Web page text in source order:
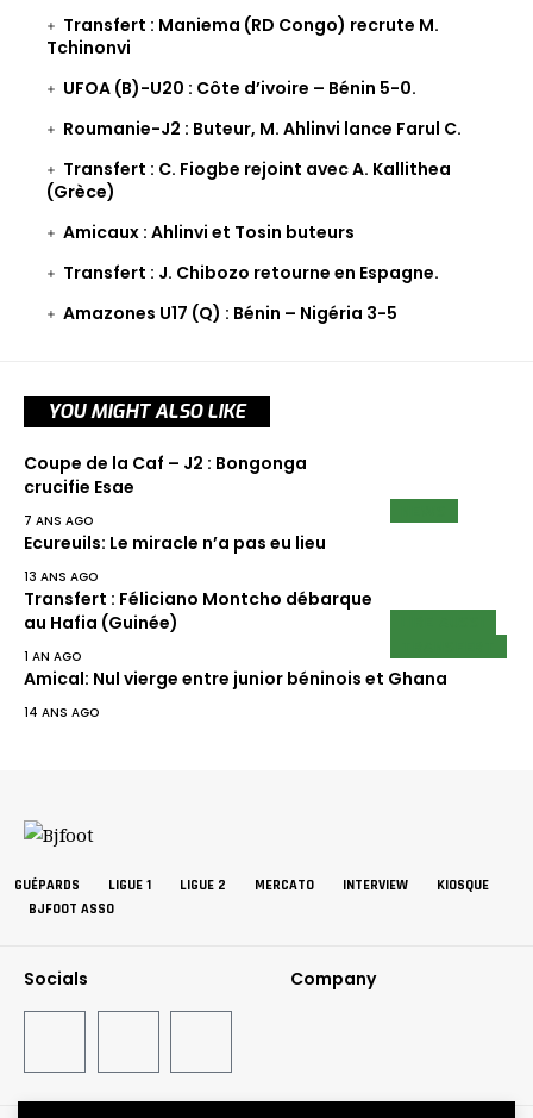
Transfert : Maniema (RD Congo) recrute M.
Tchinonvi
UFOA (B)-U20 : Côte d’ivoire – Bénin 5-0.
Roumanie-J2 : Buteur, M. Ahlinvi lance Farul C.
Transfert : C. Fiogbe rejoint avec A. Kallithea
(Grèce)
Amicaux : Ahlinvi et Tosin buteurs
Transfert : J. Chibozo retourne en Espagne.
Amazones U17 (Q) : Bénin – Nigéria 3-5
YOU MIGHT ALSO LIKE
Coupe de la Caf – J2 : Bongonga
crucifie Esae
7 ANS AGO
Ecureuils: Le miracle n’a pas eu lieu
13 ANS AGO
Transfert : Féliciano Montcho débarque
au Hafia (Guinée)
1 AN AGO
Amical: Nul vierge entre junior béninois et Ghana
14 ANS AGO
GUÉPARDS LIGUE 1 LIGUE 2 MERCATO INTERVIEW
KIOSQUE
BJFOOT ASSO
Socials Company